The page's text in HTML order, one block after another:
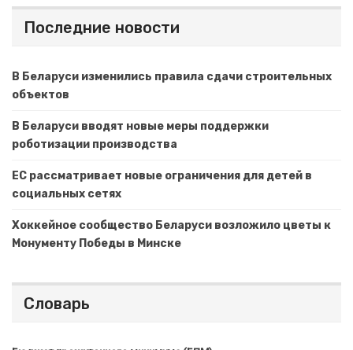
Последние новости
В Беларуси изменились правила сдачи строительных
объектов
В Беларуси вводят новые меры поддержки
роботизации производства
ЕС рассматривает новые ограничения для детей в
социальных сетях
Хоккейное сообщество Беларуси возложило цветы к
Монументу Победы в Минске
Словарь